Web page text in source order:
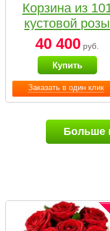
Заказать в один клик
Корзина из
кустовой розы
нежных тонов
40 400 руб.
Купить
Больше